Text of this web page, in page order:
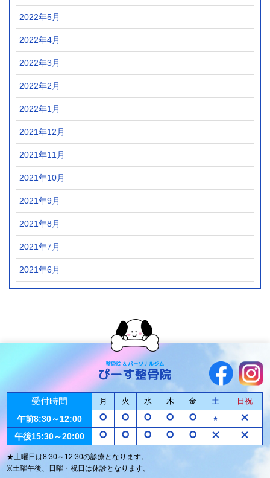
2022年5月
2022年4月
2022年3月
2022年2月
2022年1月
2021年12月
2021年11月
2021年10月
2021年9月
2021年8月
2021年7月
2021年6月
受付時間 月 火 水 木 金 土 日祝
午前8:30～12:00 ★
午後15:30～20:00
★土曜日は8:30～12:30の診療となります。
※土曜午後、日曜・祝日は休診となります。